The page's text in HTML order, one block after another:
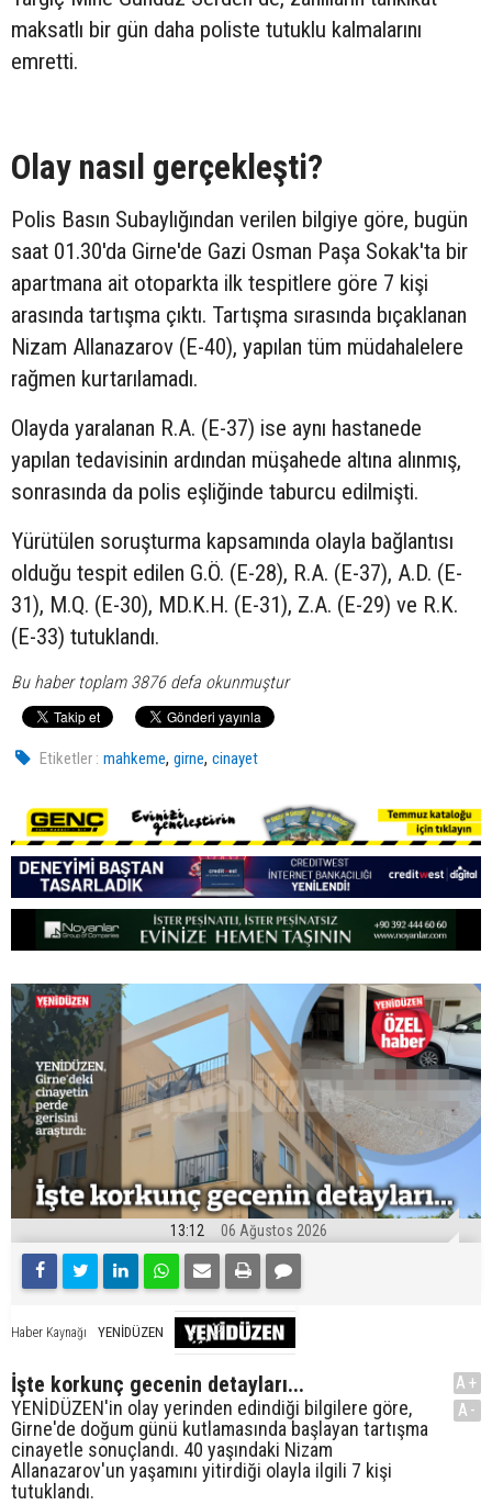
maksatlı bir gün daha poliste tutuklu kalmalarını
emretti.
Olay nasıl gerçekleşti?
Polis Basın Subaylığından verilen bilgiye göre, bugün
saat 01.30'da Girne'de Gazi Osman Paşa Sokak'ta bir
apartmana ait otoparkta ilk tespitlere göre 7 kişi
arasında tartışma çıktı. Tartışma sırasında bıçaklanan
Nizam Allanazarov (E-40), yapılan tüm müdahalelere
rağmen kurtarılamadı.
Olayda yaralanan R.A. (E-37) ise aynı hastanede
yapılan tedavisinin ardından müşahede altına alınmış,
sonrasında da polis eşliğinde taburcu edilmişti.
Yürütülen soruşturma kapsamında olayla bağlantısı
olduğu tespit edilen G.Ö. (E-28), R.A. (E-37), A.D. (E-
31), M.Q. (E-30), MD.K.H. (E-31), Z.A. (E-29) ve R.K.
(E-33) tutuklandı.
Bu haber toplam 3876 defa okunmuştur
Etiketler : mahkeme,girne,cinayet
13:12 06 Ağustos 2026
Haber Kaynağı YENİDÜZEN
İşte korkunç gecenin detayları...
YENİDÜZEN'in olay yerinden edindiği bilgilere göre,
Girne'de doğum günü kutlamasında başlayan tartışma
cinayetle sonuçlandı. 40 yaşındaki Nizam
Allanazarov'un yaşamını yitirdiği olayla ilgili 7 kişi
tutuklandı.
A+
A-